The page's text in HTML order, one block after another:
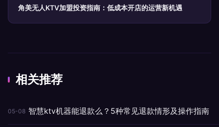
角美无人KTV加盟投资指南：低成本开店的运营新机遇
相关推荐
05-08 智慧ktv机器能退款么？5种常见退款情形及操作指南